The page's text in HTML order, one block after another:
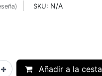
SKU: N/A
Añadir a la cesta